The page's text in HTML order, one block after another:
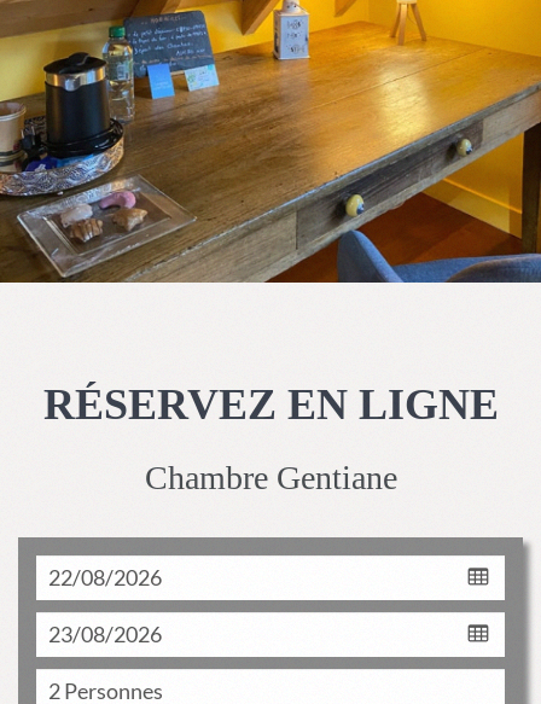
RÉSERVEZ EN LIGNE
Chambre Gentiane